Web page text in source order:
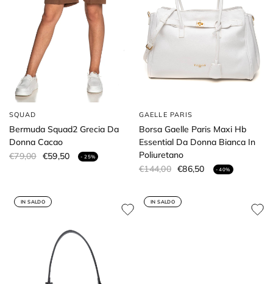
SQUAD
Bermuda Squad2 Grecia Da
Donna Cacao
€79,00 €59,50 - 25%
GAELLE PARIS
Borsa Gaelle Paris Maxi Hb
Essential Da Donna Bianca In
Poliuretano
€144,00 €86,50 - 40%
IN SALDO IN SALDO